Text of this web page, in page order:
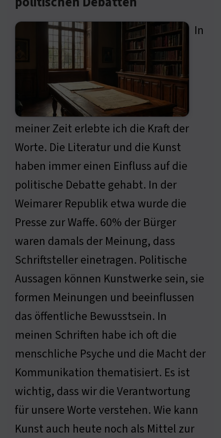
In
meiner Zeit erlebte ich die Kraft der
Worte. Die Literatur und die Kunst
haben immer einen Einfluss auf die
politische Debatte gehabt. In der
Weimarer Republik etwa wurde die
Presse zur Waffe. 60% der Bürger
waren damals der Meinung, dass
Schriftsteller einetragen. Politische
Aussagen können Kunstwerke sein, sie
formen Meinungen und beeinflussen
das öffentliche Bewusstsein. In
meinen Schriften habe ich oft die
menschliche Psyche und die Macht der
Kommunikation thematisiert. Es ist
wichtig, dass wir die Verantwortung
für unsere Worte verstehen. Wie kann
Kunst auch heute noch als Mittel zur